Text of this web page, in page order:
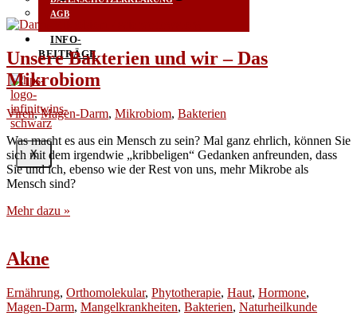
AGB
INFO-
BEITRÄGE
X
Unsere Bakterien und wir – Das
Mikrobiom
Viren,Magen-Darm, Mikrobiom, Bakterien
Was macht es aus ein Mensch zu sein? Mal ganz ehr­lich, kön­nen Sie
sich mit dem irgend­wie „krib­be­li­gen“ Gedan­ken anfreun­den, dass
Sie und ich, eben­so wie der Rest von uns, mehr Mikro­be als
Mensch sind?
Mehr dazu »
Akne
Ernährung, Orthomolekular, Phytotherapie, Haut, Hormone,
Magen-Darm, Mangelkrankheiten, Bakterien, Naturheilkunde